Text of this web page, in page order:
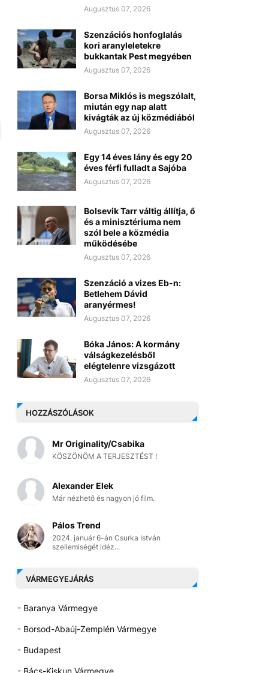
Augusztus 07, 2026
Szenzációs honfoglalás
kori aranyleletekre
bukkantak Pest megyében
Augusztus 07, 2026
Borsa Miklós is megszólalt,
miután egy nap alatt
kivágták az új közmédiából
Augusztus 07, 2026
Egy 14 éves lány és egy 20
éves férfi fulladt a Sajóba
Augusztus 07, 2026
Bolsevik Tarr váltig állítja, ő
és a minisztériuma nem
szól bele a közmédia
működésébe
Augusztus 07, 2026
Szenzáció a vizes Eb-n:
Betlehem Dávid
aranyérmes!
Augusztus 07, 2026
Bóka János: A kormány
válságkezelésből
elégtelenre vizsgázott
Augusztus 07, 2026
HOZZÁSZÓLÁSOK
Mr Originality/Csabika
KÖSZÖNÖM A TERJESZTÉST !
Alexander Elek
Már nézhető és nagyon jó film.
Pálos Trend
2024. január 6-án Csurka István
szellemiségét idéz...
VÁRMEGYEJÁRÁS
- Baranya Vármegye
- Borsod-Abaúj-Zemplén Vármegye
- Budapest
- Bács-Kiskun Vármegye